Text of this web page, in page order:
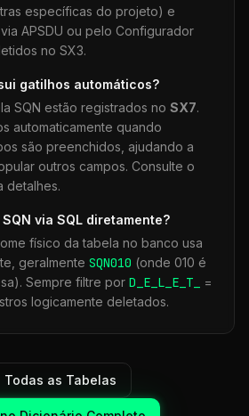
específicas do projeto) e
APSDU ou pelo Configurador
no SX3.
gatilhos automáticos?
SQN estão registrados no SX7.
automaticamente quando
são preenchidos, ajudando a
outros campos. Consulte o
detalhes.
SQN via SQL diretamente?
físico da tabela no banco usa
geralmente SQN010 (onde 010 é
Sempre filtre por D_E_L_E_T_
=
logicamente deletados.
Todas as Tabelas